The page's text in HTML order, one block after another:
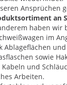
Ansprüchen
an
haben wir
im
Ablageflächen
sowie
und
Arbeiten.